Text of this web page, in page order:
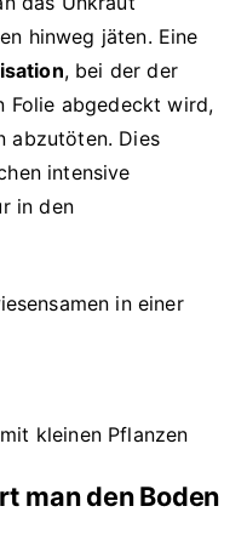
hinweg jäten. Eine
, bei der der
Folie abgedeckt wird,
abzutöten. Dies
intensive
in den
man den Boden